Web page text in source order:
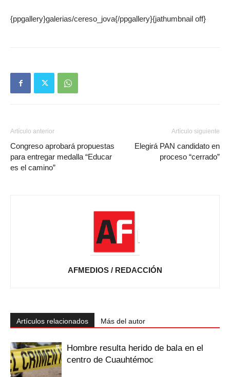
{ppgallery}galerias/cereso_jova{/ppgallery}{jathumbnail off}
Artículo anterior
Congreso aprobará propuestas
para entregar medalla “Educar
es el camino”
Artículo siguiente
Elegirá PAN candidato en
proceso “cerrado”
AFMEDIOS / REDACCIÓN
Artículos relacionados Más del autor
Hombre resulta herido de bala en el
centro de Cuauhtémoc